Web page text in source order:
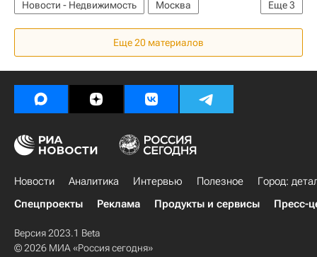
Еще3
Новости - Недвижимость
Москва
Сергей Собянин
Инфраструктура
Россия
Еще 20 материалов
Новости Аналитика Интервью Полезное
Город:
Спецпроекты
Реклама Продукты и сервисы Пресс-
Версия 2023.1 Beta
© 2026 МИА «Россия сегодня»